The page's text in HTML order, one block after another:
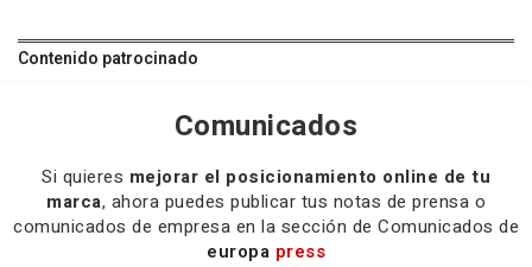
Contenido patrocinado
Comunicados
Si quieres mejorar el posicionamiento online de tu
marca, ahora puedes publicar tus notas de prensa o
comunicados de empresa en la sección de Comunicados de
europa press